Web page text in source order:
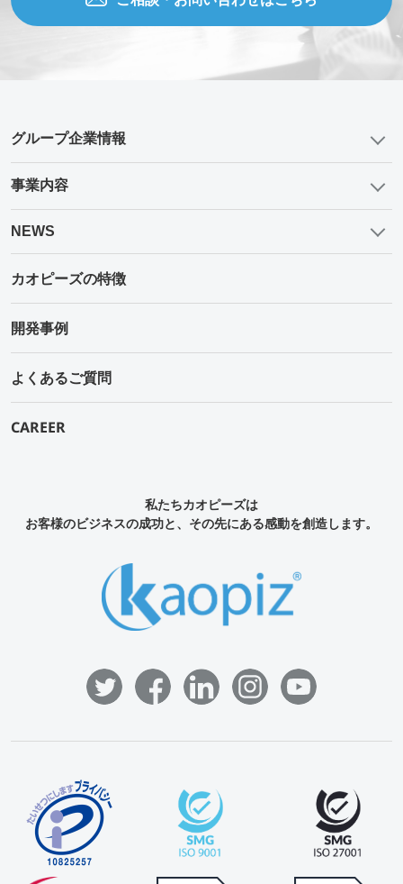
グループ企業情報
事業内容
NEWS
カオピーズの特徴
開発事例
よくあるご質問
CAREER
私たちカオピーズは
お客様のビジネスの成功と、その先にある感動を創造します。